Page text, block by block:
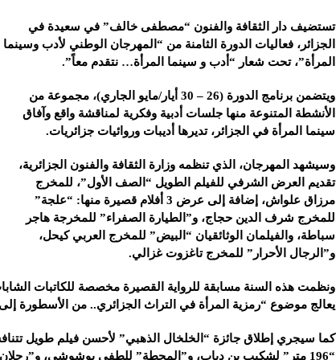
شركة “كاربوباتش”: المعرض منصة لتعزيز الشراكات
شركة “جالكسي أوتوميشن”: المعارض المتخصصة
تستضيف دار الثقافة والفنون “مصطفى خالف” في سعيدة في
الجزائر، فعاليات الدورة الثامنة من “المهرجان الوطني لأدب وسينما
المرأة”، تحت شعار “أدب و سينما المرأة… نتقدم معاً”.
ويتضمن برنامج الدورة (26 – 30 أيار/مايو الجاري)، مجموعة من
الأنشطة المتنوعة منها جلسات أدبية وفكرية لمناقشة واقع وآفاق
سينما المرأة في الجزائر، تديرها أديبات وروائيات جزائريات.
وسيشهد المهرجان، الذي تنظمه وزارة الثقافة والفنون الجزائرية،
تقديم العرض الشرفي للفيلم الطويل “الصف الأول”، للمخرج
مرزاق علواش، إضافة إلى عرض 3 أفلام قصيرة منها: “علجة”
للمخرج شرف الدين حجاج، و”الطيارة الصفراء” للمخرجة هاجر
سباطة، والفيلمان الوثائقيان “البيض” للمخرج العربي كيحل،
و”الرجال الأحرار” للمخرج تاغزوت غزالي.
ونظمت هذه السنة مسابقة للرواية القصيرة مخصصة للكاتبات
يعالج موضوع “رمزية المرأة في التراث الجزائري.. من الأسطورة
“196 متر” لشكيب بن دياب، و”المحطة” للطفي بوشوشي،